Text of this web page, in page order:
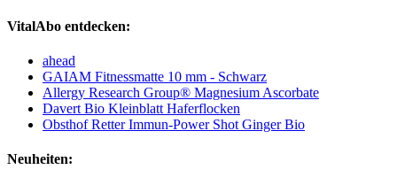
VitalAbo entdecken:
ahead
GAIAM Fitnessmatte 10 mm - Schwarz
Allergy Research Group® Magnesium Ascorbate
Davert Bio Kleinblatt Haferflocken
Obsthof Retter Immun-Power Shot Ginger Bio
Neuheiten: